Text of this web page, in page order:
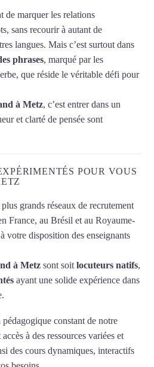
de marquer les relations
sans recourir à autant de
langues. Mais c’est surtout dans
phrases, marqué par les
que réside le véritable défi pour
à Metz, c’est entrer dans un
et clarté de pensée sont
POUR VOUS
grands réseaux de recrutement
France, au Brésil et au Royaume-
votre disposition des enseignants
à Metz sont soit locuteurs natifs,
ayant une solide expérience dans
constant de notre
à des ressources variées et
des cours dynamiques, interactifs